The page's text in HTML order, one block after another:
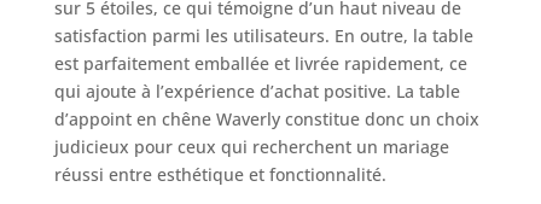
instantanée, ces
tables d'appoint
pour salon
disposent d'un
élégant porte-
revues et d'une
finition laquée
sur 5 étoiles, ce qui témoigne d’un haut niveau de
satisfaction parmi les utilisateurs. En outre, la table
est parfaitement emballée et livrée rapidement, ce
qui ajoute à l’expérience d’achat positive. La table
d’appoint en chêne Waverly constitue donc un choix
judicieux pour ceux qui recherchent un mariage
réussi entre esthétique et fonctionnalité.